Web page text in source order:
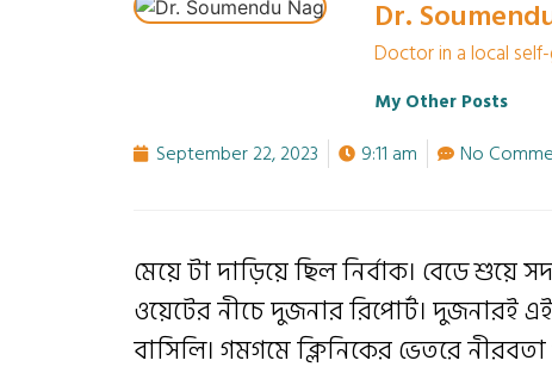
Dr.
Doctor in a local
My Other Posts
September 22, 2023 9:11 am No
মেয়ে টা দাড়িয়ে ছিল নির্বাক। বেডে শুয়ে
ওয়েটের নীচে দুজনার রিপোর্ট। দুজনারই
বাসিলি। গমগমে ক্লিনিকের ভেতরে